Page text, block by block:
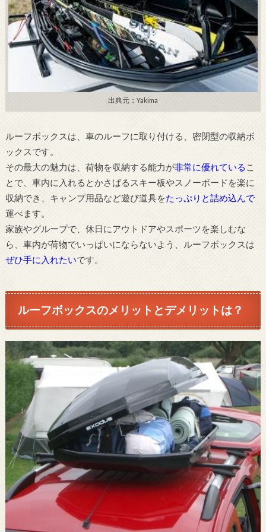
出典元：Yakima
ルーフボックスは、車のルーフに取り付ける、密閉型の収納ボ
ックスです。
その最大の魅力は、荷物を収納する能力が非常に優れている こ
とで、車内に入れるとかさばるスキー板やスノーボードを楽に
収納でき、キャンプ用品など遊び道具をたっぷりと詰め込んで
運べます。
家族やグループで、休日にアウトドアやスポーツを楽しむな
ら、車内が荷物でいっぱいにならないよう、ルーフボックスは
ぜひ手に入れたいです。
ルーフボックスのメリットとデメリットは？